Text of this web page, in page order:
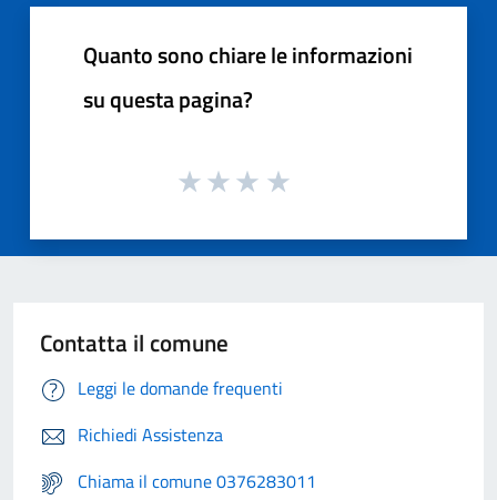
Quanto sono chiare le informazioni
su questa pagina?
Contatta il comune
Leggi le domande frequenti
Richiedi Assistenza
Chiama il comune 0376283011